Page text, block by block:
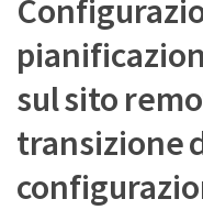
sul sito
transizione